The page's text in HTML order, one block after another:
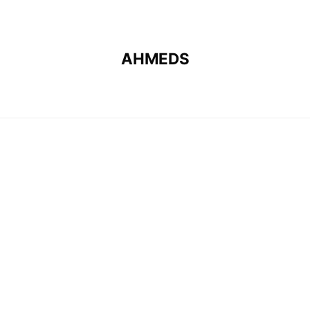
AHMEDS